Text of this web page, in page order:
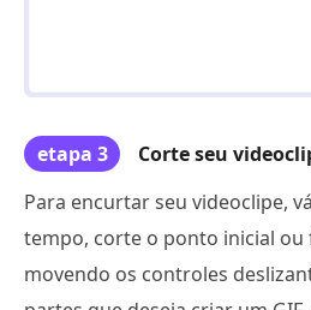
etapa 3
Corte seu
Para encurtar seu videoclipe,
tempo, corte o ponto inicial
movendo os controles